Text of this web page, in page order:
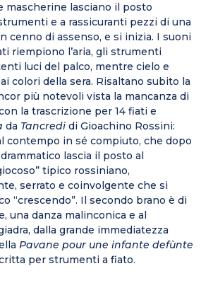
mascherine lasciano il posto
e a rassicuranti pezzi di una
cenno di assenso, e si inizia. I suoni
riempiono l’aria, gli strumenti
luci del palco, mentre cielo e
colori della sera. Risaltano subito la
più notevoli vista la mancanza di
la trascrizione per 14 fiati e
da Tancredi di Gioachino Rossini:
contempo in sé compiuto, che dopo
lascia il posto al
tipico rossiniano,
serrato e coinvolgente che si
“crescendo”. Il secondo brano è di
una danza malinconica e al
dalla grande immediatezza
Pavane pour une infante defùnte
per strumenti a fiato.